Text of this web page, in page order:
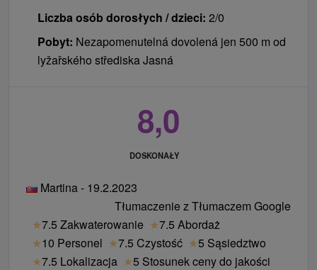
zakwaterowanie ze zwierzęciem domowym 15 € /
doba
podatek od zakwaterowania 1,50 € /osobodzień
W okresie Sylwestra i Wielkanocy są ważne przez
minimum 4 noce (włącznie). Cena obejmuje
zakwaterowanie i częściowe wyżywienie, a także
programem kulturalnym i społecznym.
Liczba osób dorosłych / dzieci: 2/0
Pobyt: Nezapomenutelná dovolená jen 500 m od
lyžařského střediska Jasná
8,0
DOSKONAŁY
Martina - 19.2.2023
Tłumaczenie z Tłumaczem Google
★7.5 Zakwaterowanie ★7.5 Abordaż
★10 Personel ★7.5 Czystość ★5 Sąsiedztwo
★7.5 Lokalizacja ★5 Stosunek ceny do jakości